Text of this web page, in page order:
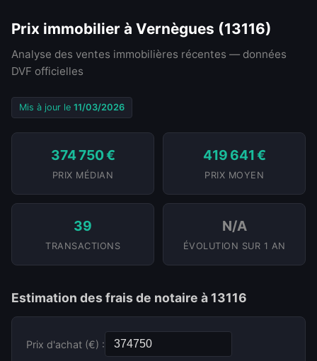
Prix immobilier à Vernègues (13116)
Analyse des ventes immobilières récentes — données
DVF officielles
Mis à jour le 11/03/2026
374 750 €
PRIX MÉDIAN
419 641 €
PRIX MOYEN
39
TRANSACTIONS
N/A
ÉVOLUTION SUR 1 AN
Estimation des frais de notaire à 13116
Prix d'achat (€) :